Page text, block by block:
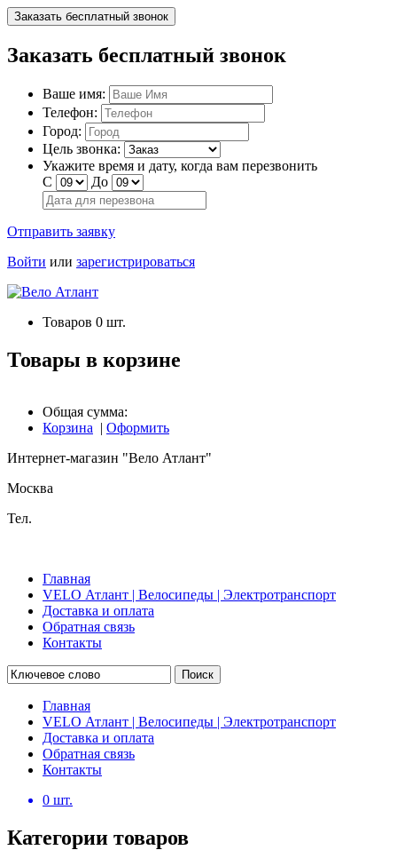
Заказать бесплатный звонок
Заказать бесплатный звонок
Ваше имя:
Телефон:
Город:
Цель звонка:
Укажите время и дату, когда вам перезвонить
С
До
Отправить заявку
Войти или зарегистрироваться
Товаров 0 шт.
Товары в корзине
Общая сумма:
Корзина | Оформить
Интернет-магазин "Вело Атлант"
Москва
Тел.
Главная
VELO Атлант | Велосипеды | Электротранспорт
Доставка и оплата
Обратная связь
Контакты
Поиск
Главная
VELO Атлант | Велосипеды | Электротранспорт
Доставка и оплата
Обратная связь
Контакты
0 шт.
Категории товаров